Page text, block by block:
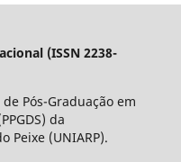
(ISSN 2238-
Pós-Graduação em
da
Peixe (UNIARP).